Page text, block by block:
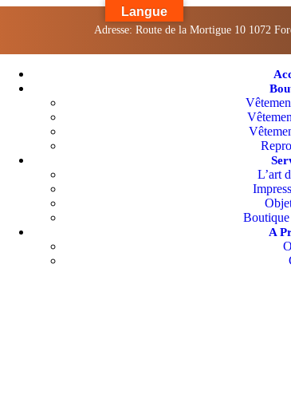
Adresse: Route de la Mortigue 10 1072
L’art
Boutique
A
Langue